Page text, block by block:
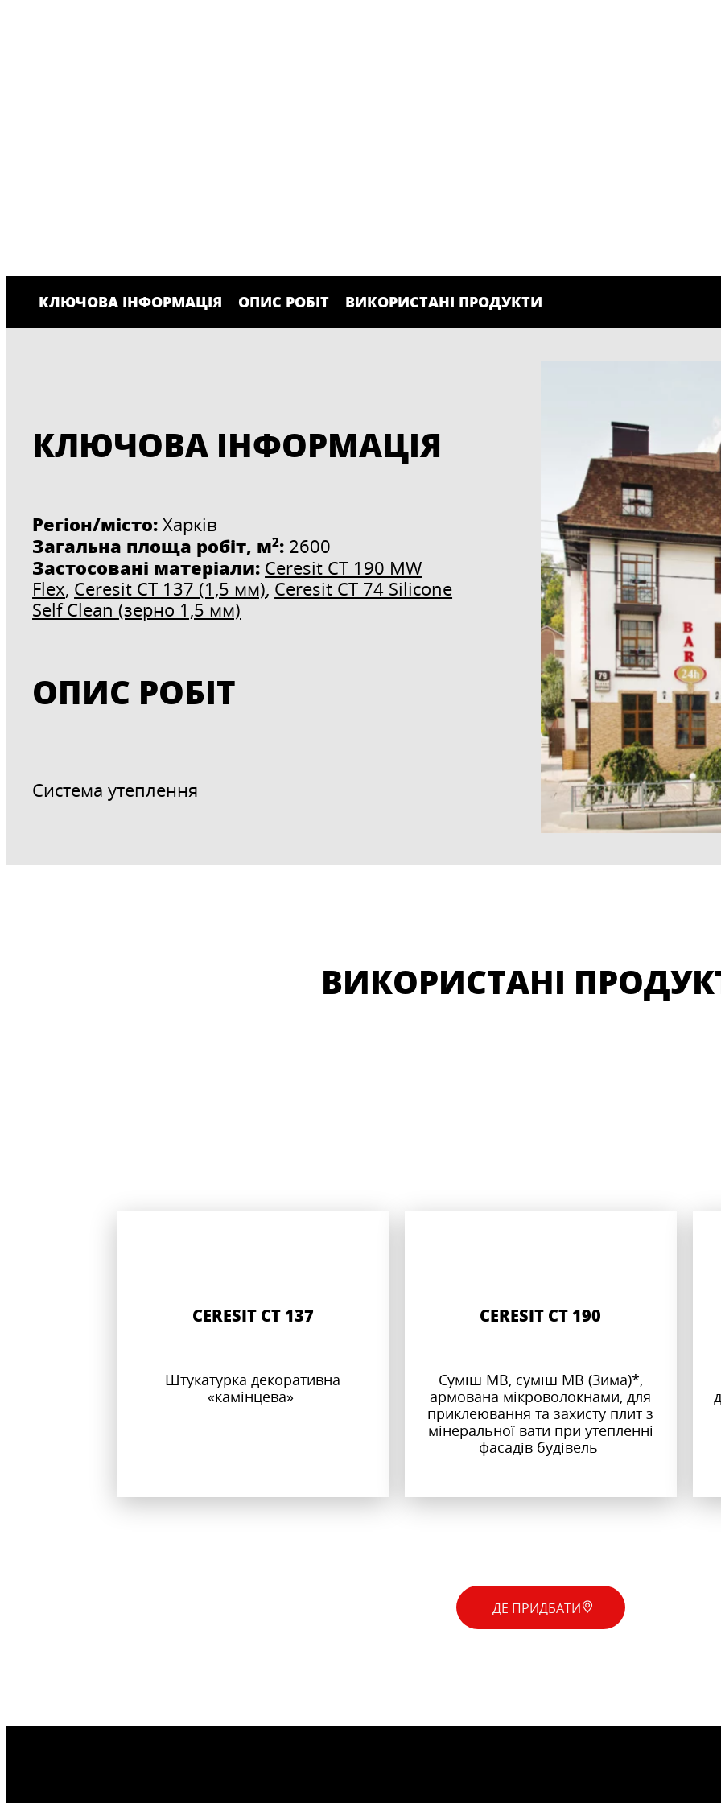
КЛЮЧОВА ІНФОРМАЦІЯ ОПИС РОБІТ ВИКОРИСТАНІ ПРОДУКТИ
КЛЮЧОВА ІНФОРМАЦІЯ
Регіон/місто:Харків
Загальна площа робіт, м2: 2600
Застосовані матеріали: Ceresit CT 190 MW
Flex, Ceresit CT 137 (1,5 мм), Ceresit CT 74 Silicone
Self Clean (зерно 1,5 мм)
ОПИС РОБІТ
Система утеплення
ВИКОРИСТАНІ
CERESIT CT 137
Штукатурка декоративна
«камінцева»
CERESIT CT 190
Суміш МВ, суміш МВ (Зима)*,
армована мікроволокнами, для
приклеювання та захисту плит з
мінеральної вати при утепленні
фасадів будівель
ДЕ ПРИДБАТИ